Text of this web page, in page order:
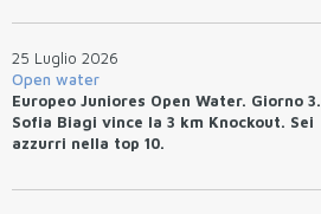
25 Luglio 2026
Open water
Europeo Juniores Open Water. Giorno 3.
Sofia Biagi vince la 3 km Knockout. Sei
azzurri nella top 10.